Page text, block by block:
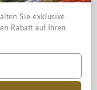
Sie exklusive
Rabatt auf Ihren